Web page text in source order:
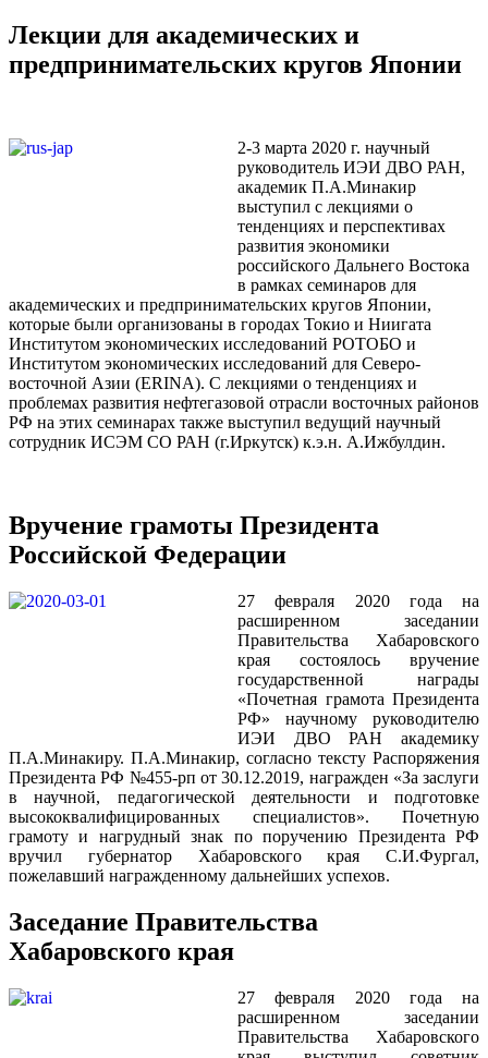
Лекции для академических и
предпринимательских кругов Японии
2-3 марта 2020 г. научный
руководитель ИЭИ ДВО РАН,
академик П.А.Минакир
выступил с лекциями о
тенденциях и перспективах
развития экономики
российского Дальнего Востока
в рамках семинаров для
академических и предпринимательских кругов Японии,
которые были организованы в городах Токио и Ниигата
Институтом экономических исследований РОТОБО и
Институтом экономических исследований для Северо-
восточной Азии (ERINA). С лекциями о тенденциях и
проблемах развития нефтегазовой отрасли восточных районов
РФ на этих семинарах также выступил ведущий научный
сотрудник ИСЭМ СО РАН (г.Иркутск) к.э.н. А.Ижбулдин.
Вручение грамоты Президента
Российской Федерации
27 февраля 2020 года на
расширенном заседании
Правительства Хабаровского
края состоялось вручение
государственной награды
«Почетная грамота Президента
РФ» научному руководителю
ИЭИ ДВО РАН академику
П.А.Минакиру. П.А.Минакир, согласно тексту Распоряжения
Президента РФ №455-рп от 30.12.2019, награжден «За заслуги
в научной, педагогической деятельности и подготовке
высококвалифицированных специалистов». Почетную
грамоту и нагрудный знак по поручению Президента РФ
вручил губернатор Хабаровского края С.И.Фургал,
пожелавший награжденному дальнейших успехов.
Заседание Правительства
Хабаровского края
27 февраля 2020 года на
расширенном заседании
Правительства Хабаровского